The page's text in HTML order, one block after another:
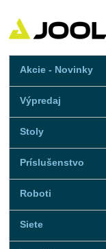
Akcie - Novinky
Výpredaj
Stoly
Príslušenstvo
Roboti
Siete